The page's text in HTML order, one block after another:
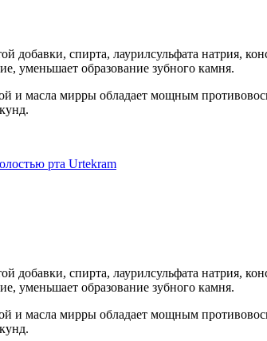
добавки, спирта, лаурилсульфата натрия,
уменьшает образование зубного камня.
и масла мирры обладает мощным
рта Urtekram
добавки, спирта, лаурилсульфата натрия,
уменьшает образование зубного камня.
и масла мирры обладает мощным